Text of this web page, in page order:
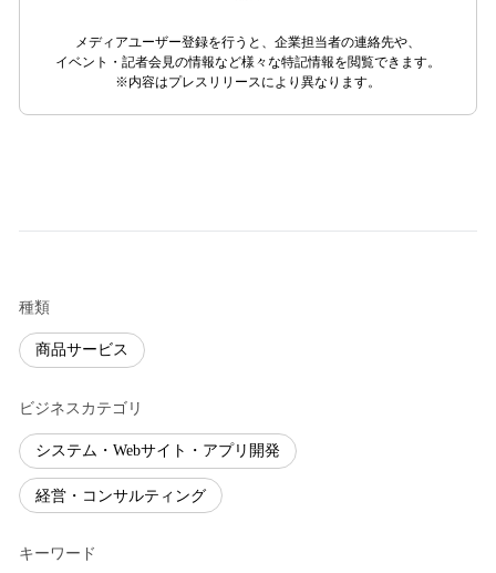
メディアユーザー登録を行うと、企業担当者の連絡先や、
イベント・記者会見の情報など様々な特記情報を閲覧できます。
※内容はプレスリリースにより異なります。
種類
商品サービス
ビジネスカテゴリ
システム・Webサイト・アプリ開発
経営・コンサルティング
キーワード